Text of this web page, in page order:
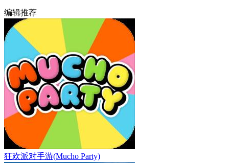
编辑推荐
狂欢派对手游(Mucho Party)